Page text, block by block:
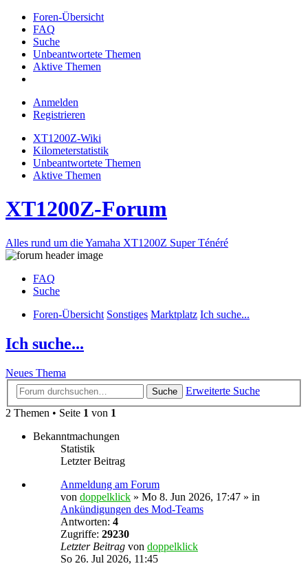
Foren-Übersicht
FAQ
Suche
Unbeantwortete Themen
Aktive Themen
Anmelden
Registrieren
XT1200Z-Wiki
Kilometerstatistik
Unbeantwortete Themen
Aktive Themen
XT1200Z-Forum
Alles rund um die Yamaha XT1200Z Super Ténéré
FAQ
Suche
Foren-Übersicht Sonstiges Marktplatz Ich suche...
Ich suche...
Neues Thema
Suche
Erweiterte Suche
2 Themen • Seite 1 von 1
Bekanntmachungen
Statistik
Letzter Beitrag
Anmeldung am Forum
von doppelklick » Mo 8. Jun 2026, 17:47 » in
Ankündigungen des Mod-Teams
Antworten: 4
Zugriffe: 29230
Letzter Beitrag von doppelklick
So 26. Jul 2026, 11:45